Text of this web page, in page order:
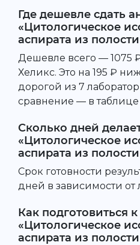
Где дешевле сдать
«Цитологическое
аспирата из
Дешевле всего — 1075
Хеликс. Это на 195 ₽
дорогой из 7
сравнение — в
Сколько дней
«Цитологическое
аспирата из
Срок готовности
дней в зависимости от
Как подготовиться
«Цитологическое
аспирата из